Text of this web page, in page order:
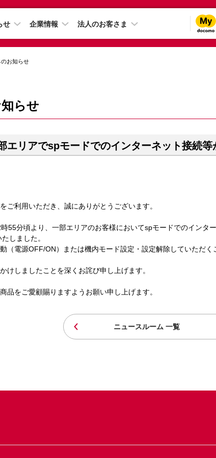
せ 企業情報 法人のお客さま
のお知らせ
らせ
エリアでspモードでのインターネット接続
ご利用いただき、誠にありがとうございます。
55分頃より、一部エリアのお客様においてspモードでのインタ
しました。
（電源OFF/ON）または機内モード設定・設定解除していただく
けしましたことを深くお詫び申し上げます。
品をご愛顧賜りますようお願い申し上げます。
ニュースルーム 一覧